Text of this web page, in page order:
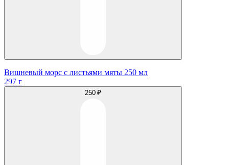
Вишневый морс с листьями мяты 250 мл
297 г
250 ₽